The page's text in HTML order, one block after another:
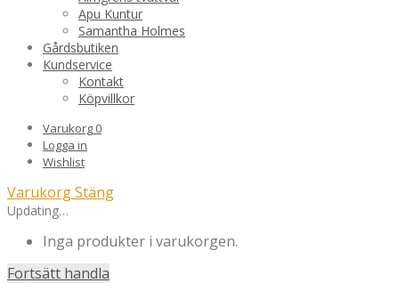
Apu Kuntur
Samantha Holmes
Gårdsbutiken
Kundservice
Kontakt
Köpvillkor
Varukorg 0
Logga in
Wishlist
VarukorgStäng
Updating…
Inga produkter i varukorgen.
Fortsätt handla